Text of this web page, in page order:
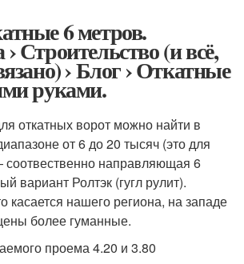
6 метров.
Строительство (и всё,
› Блог › Откатные
руками.
откатных ворот можно найти в
от 6 до 20 тысяч (это для
направляющая 6
вариант Ролтэк (гугл рулит).
касается нашего региона, на западе
более гуманные.
проема 4.20 и 3.80